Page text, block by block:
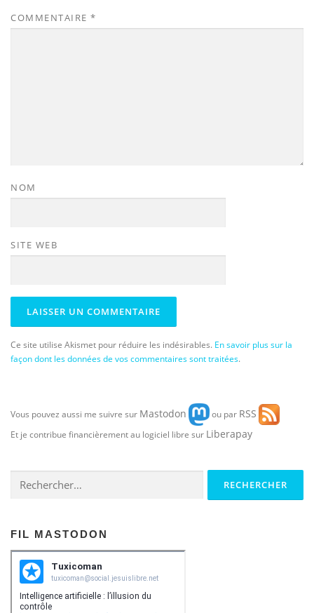
COMMENTAIRE *
NOM
SITE WEB
Ce site utilise Akismet pour réduire les indésirables. En savoir plus sur la
façon dont les données de vos commentaires sont traitées.
Vous pouvez aussi me suivre sur Mastodon ou par RSS
Et je contribue financièrement au logiciel libre sur Liberapay
FIL MASTODON